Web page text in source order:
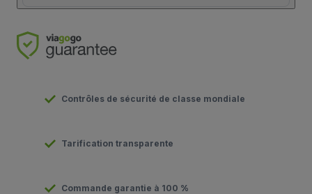
Contrôles de sécurité de classe mondiale
Tarification transparente
Commande garantie à 100 %